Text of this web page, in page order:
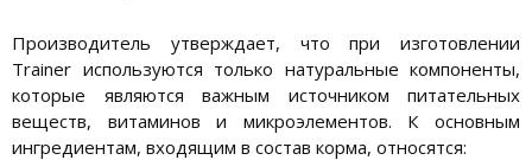
Производитель утверждает, что при изготовлении
Trainer используются только натуральные компоненты,
которые являются важным источником питательных
веществ, витаминов и микроэлементов. К основным
ингредиентам, входящим в состав корма, относятся: